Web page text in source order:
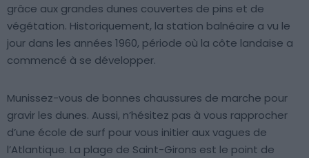
grâce aux grandes dunes couvertes de pins et de
végétation. Historiquement, la station balnéaire a vu le
jour dans les années 1960, période où la côte landaise a
commencé à se développer.
Munissez-vous de bonnes chaussures de marche pour
gravir les dunes. Aussi, n’hésitez pas à vous rapprocher
d’une école de surf pour vous initier aux vagues de
l’Atlantique. La plage de Saint-Girons est le point de